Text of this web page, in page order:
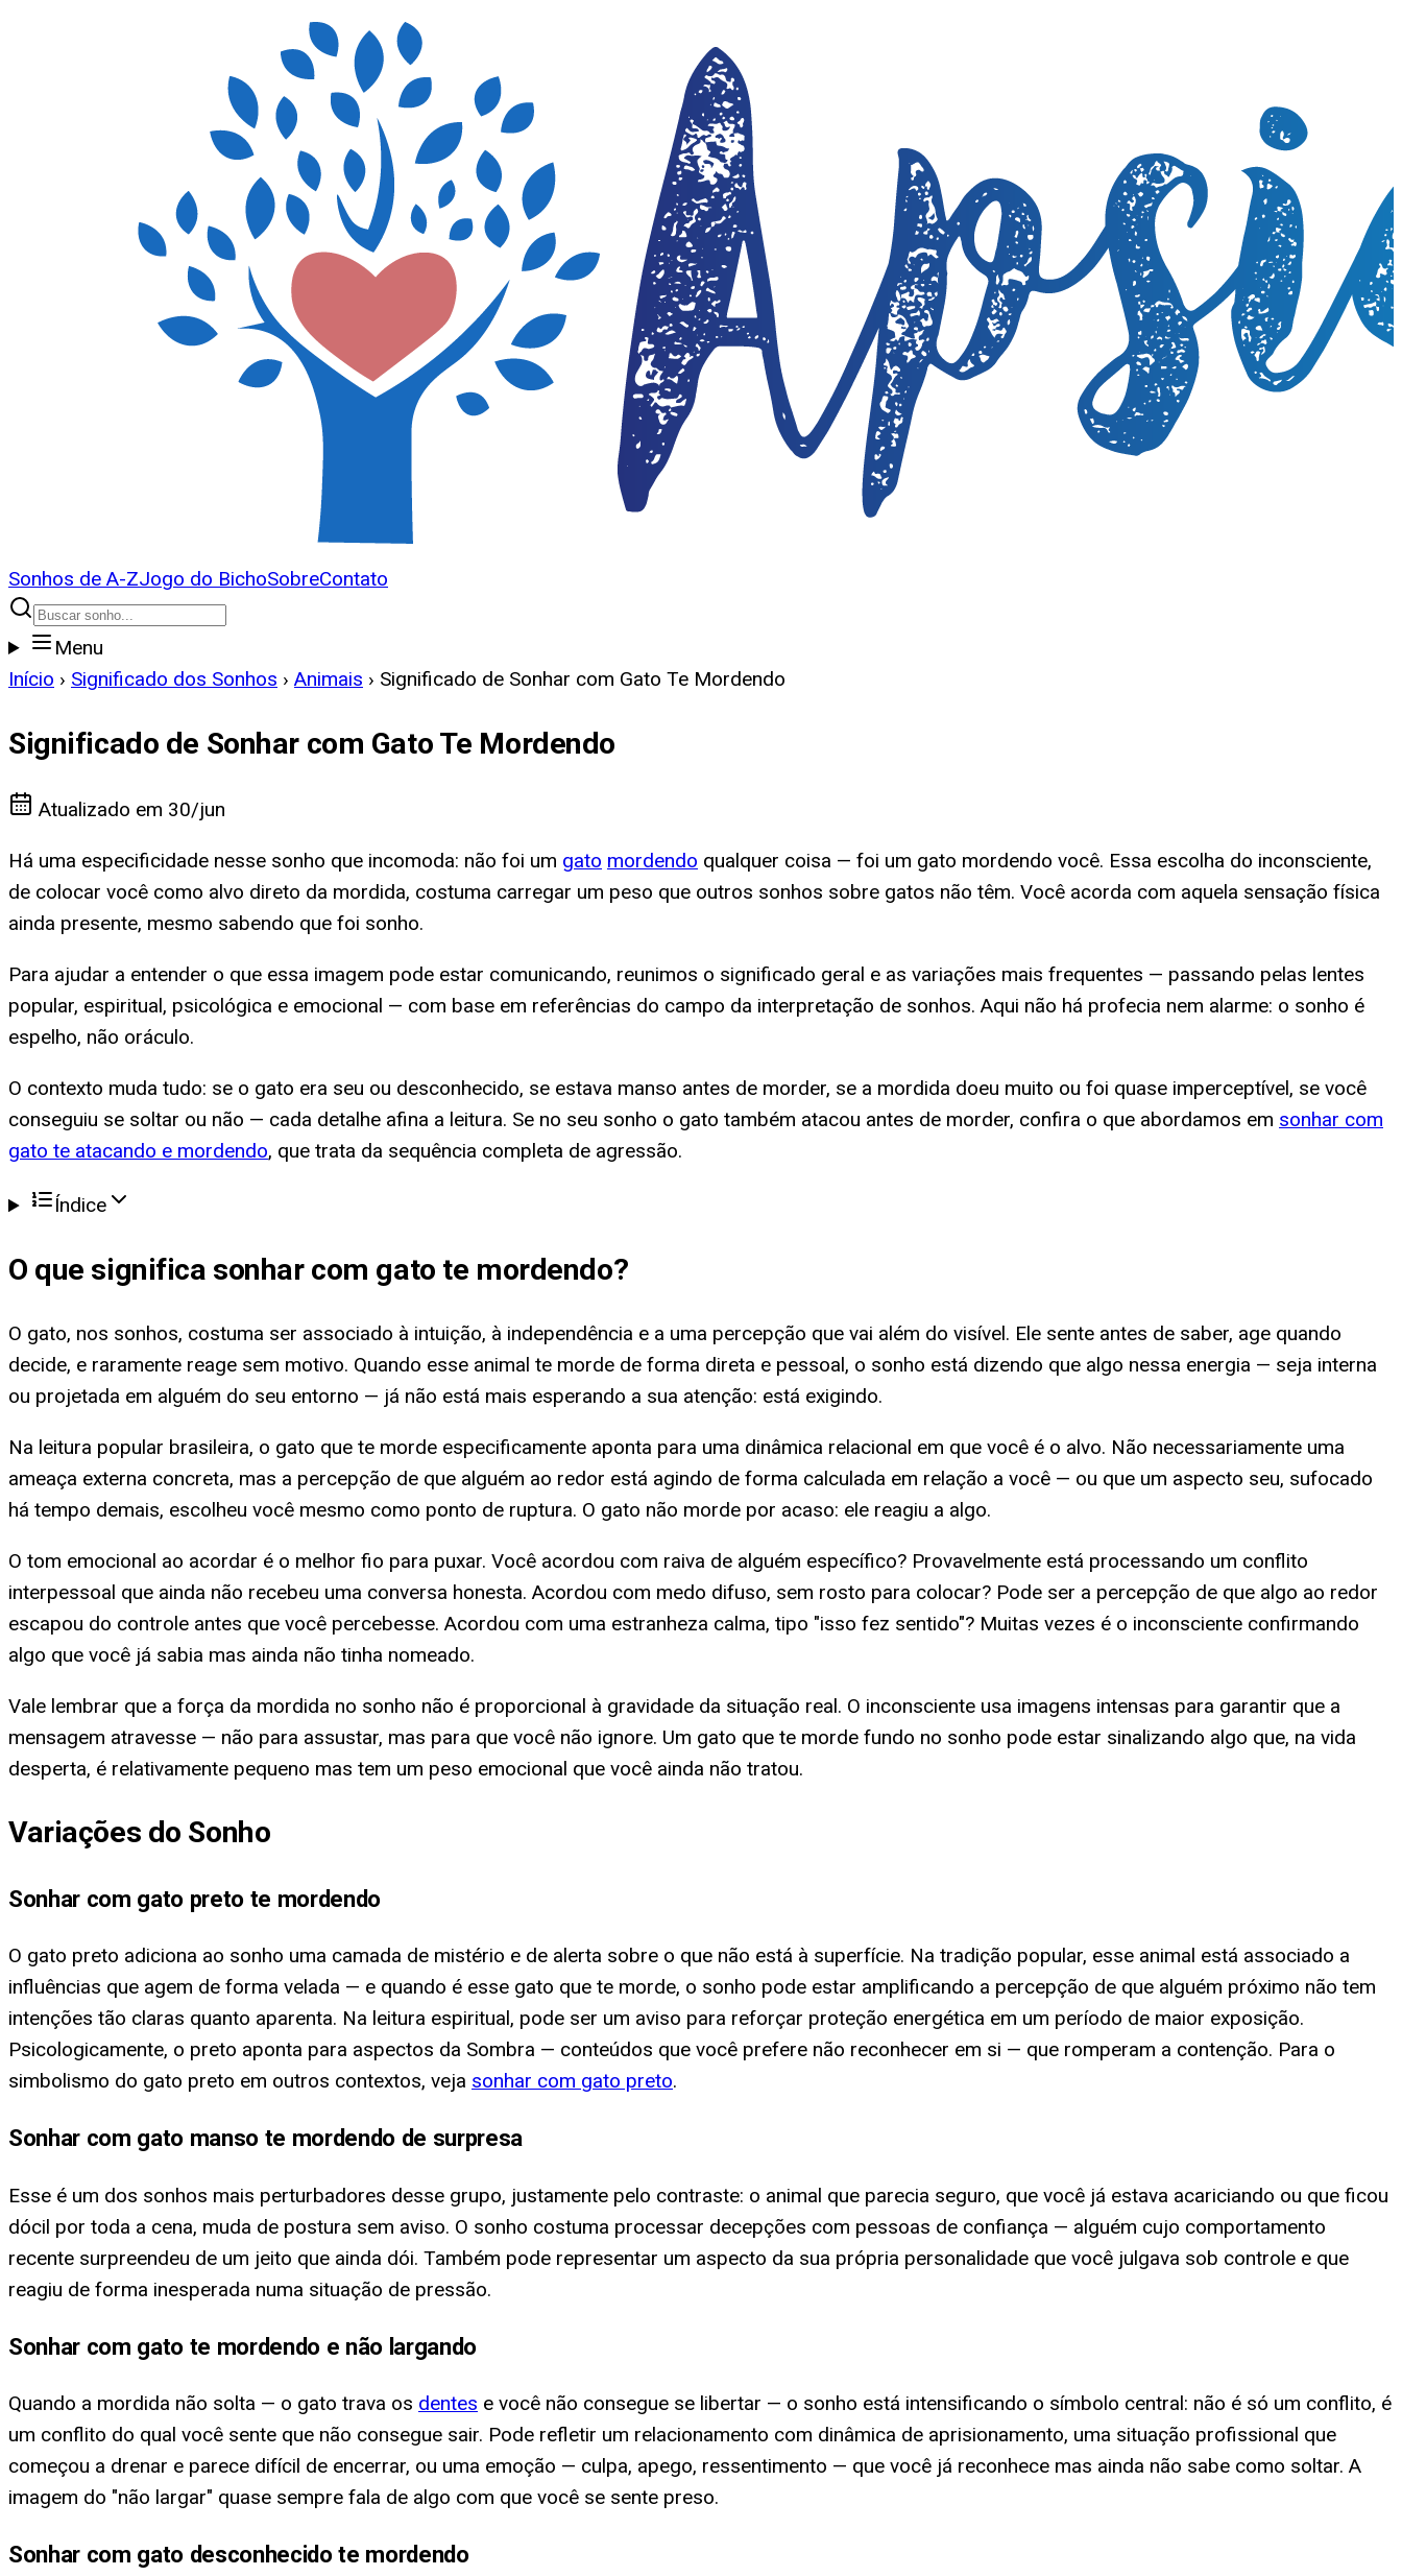
Sonhos de A-ZJogo do BichoSobreContato
Menu
Início › Significado dos Sonhos › Animais › Significado de Sonhar com Gato Te Mordendo
Significado de Sonhar com Gato Te Mordendo
Atualizado em 30/jun
Há uma especificidade nesse sonho que incomoda: não foi um gato mordendo qualquer coisa — foi um gato mordendo você. Essa escolha do inconsciente,
de colocar você como alvo direto da mordida, costuma carregar um peso que outros sonhos sobre gatos não têm. Você acorda com aquela sensação física
ainda presente, mesmo sabendo que foi sonho.
Para ajudar a entender o que essa imagem pode estar comunicando, reunimos o significado geral e as variações mais frequentes — passando pelas lentes
popular, espiritual, psicológica e emocional — com base em referências do campo da interpretação de sonhos. Aqui não há profecia nem alarme: o sonho é
espelho, não oráculo.
O contexto muda tudo: se o gato era seu ou desconhecido, se estava manso antes de morder, se a mordida doeu muito ou foi quase imperceptível, se você
conseguiu se soltar ou não — cada detalhe afina a leitura. Se no seu sonho o gato também atacou antes de morder, confira o que abordamos em sonhar com
gato te atacando e mordendo, que trata da sequência completa de agressão.
Índice
O que significa sonhar com gato te mordendo?
O gato, nos sonhos, costuma ser associado à intuição, à independência e a uma percepção que vai além do visível. Ele sente antes de saber, age quando
decide, e raramente reage sem motivo. Quando esse animal te morde de forma direta e pessoal, o sonho está dizendo que algo nessa energia — seja interna
ou projetada em alguém do seu entorno — já não está mais esperando a sua atenção: está exigindo.
Na leitura popular brasileira, o gato que te morde especificamente aponta para uma dinâmica relacional em que você é o alvo. Não necessariamente uma
ameaça externa concreta, mas a percepção de que alguém ao redor está agindo de forma calculada em relação a você — ou que um aspecto seu, sufocado
há tempo demais, escolheu você mesmo como ponto de ruptura. O gato não morde por acaso: ele reagiu a algo.
O tom emocional ao acordar é o melhor fio para puxar. Você acordou com raiva de alguém específico? Provavelmente está processando um conflito
interpessoal que ainda não recebeu uma conversa honesta. Acordou com medo difuso, sem rosto para colocar? Pode ser a percepção de que algo ao redor
escapou do controle antes que você percebesse. Acordou com uma estranheza calma, tipo "isso fez sentido"? Muitas vezes é o inconsciente confirmando
algo que você já sabia mas ainda não tinha nomeado.
Vale lembrar que a força da mordida no sonho não é proporcional à gravidade da situação real. O inconsciente usa imagens intensas para garantir que a
mensagem atravesse — não para assustar, mas para que você não ignore. Um gato que te morde fundo no sonho pode estar sinalizando algo que, na vida
desperta, é relativamente pequeno mas tem um peso emocional que você ainda não tratou.
Variações do Sonho
Sonhar com gato preto te mordendo
O gato preto adiciona ao sonho uma camada de mistério e de alerta sobre o que não está à superfície. Na tradição popular, esse animal está associado a
influências que agem de forma velada — e quando é esse gato que te morde, o sonho pode estar amplificando a percepção de que alguém próximo não tem
intenções tão claras quanto aparenta. Na leitura espiritual, pode ser um aviso para reforçar proteção energética em um período de maior exposição.
Psicologicamente, o preto aponta para aspectos da Sombra — conteúdos que você prefere não reconhecer em si — que romperam a contenção. Para o
simbolismo do gato preto em outros contextos, veja sonhar com gato preto.
Sonhar com gato manso te mordendo de surpresa
Esse é um dos sonhos mais perturbadores desse grupo, justamente pelo contraste: o animal que parecia seguro, que você já estava acariciando ou que ficou
dócil por toda a cena, muda de postura sem aviso. O sonho costuma processar decepções com pessoas de confiança — alguém cujo comportamento
recente surpreendeu de um jeito que ainda dói. Também pode representar um aspecto da sua própria personalidade que você julgava sob controle e que
reagiu de forma inesperada numa situação de pressão.
Sonhar com gato te mordendo e não largando
Quando a mordida não solta — o gato trava os dentes e você não consegue se libertar — o sonho está intensificando o símbolo central: não é só um conflito, é
um conflito do qual você sente que não consegue sair. Pode refletir um relacionamento com dinâmica de aprisionamento, uma situação profissional que
começou a drenar e parece difícil de encerrar, ou uma emoção — culpa, apego, ressentimento — que você já reconhece mas ainda não sabe como soltar. A
imagem do "não largar" quase sempre fala de algo com que você se sente preso.
Sonhar com gato desconhecido te mordendo